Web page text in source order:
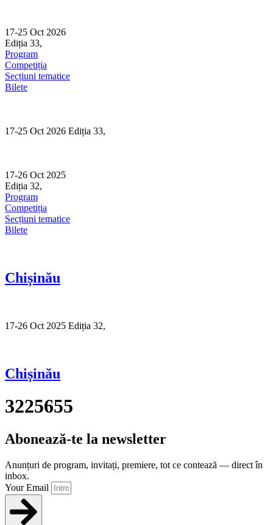
content
17-25 Oct 2026
Ediția 33,
Program
Competiția
Secțiuni tematice
Bilete
17-25 Oct 2026 Ediția 33,
17-26 Oct 2025
Ediția 32,
Program
Competiția
Secțiuni tematice
Bilete
Chișinău
17-26 Oct 2025 Ediția 32,
Chișinău
3225655
Abonează-te la newsletter
Anunțuri de program, invitați, premiere, tot ce contează — direct în
inbox.
Your Email